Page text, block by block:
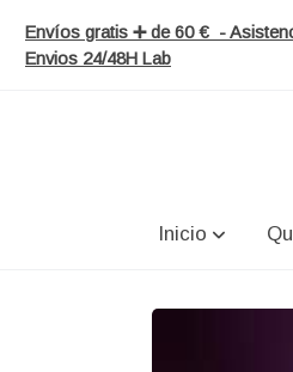
Envíos gratis ➕ de 60 € -
Envios 24/48H Lab
Inicio